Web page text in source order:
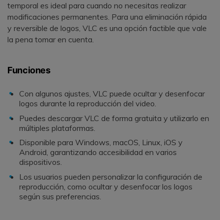
temporal es ideal para cuando no necesitas realizar
modificaciones permanentes. Para una eliminación rápida
y reversible de logos, VLC es una opción factible que vale
la pena tomar en cuenta.
Funciones
Con algunos ajustes, VLC puede ocultar y desenfocar
logos durante la reproducción del video.
Puedes descargar VLC de forma gratuita y utilizarlo en
múltiples plataformas.
Disponible para Windows, macOS, Linux, iOS y
Android, garantizando accesibilidad en varios
dispositivos.
Los usuarios pueden personalizar la configuración de
reproducción, como ocultar y desenfocar los logos
según sus preferencias.